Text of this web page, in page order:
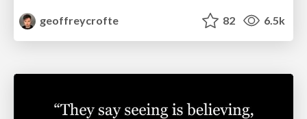
geoffreycrofte
82 6.5k